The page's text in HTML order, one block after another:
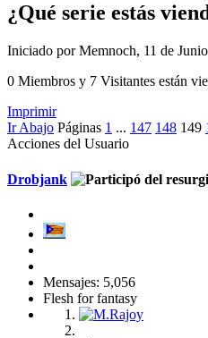
¿Qué serie estás
Iniciado por Memnoch, 11 de
0 Miembros y 7 Visitantes están
Imprimir
Ir Abajo Páginas 1 ... 147 148 149
Acciones del Usuario
Drobjank
Mensajes: 5,056
Flesh for fantasy